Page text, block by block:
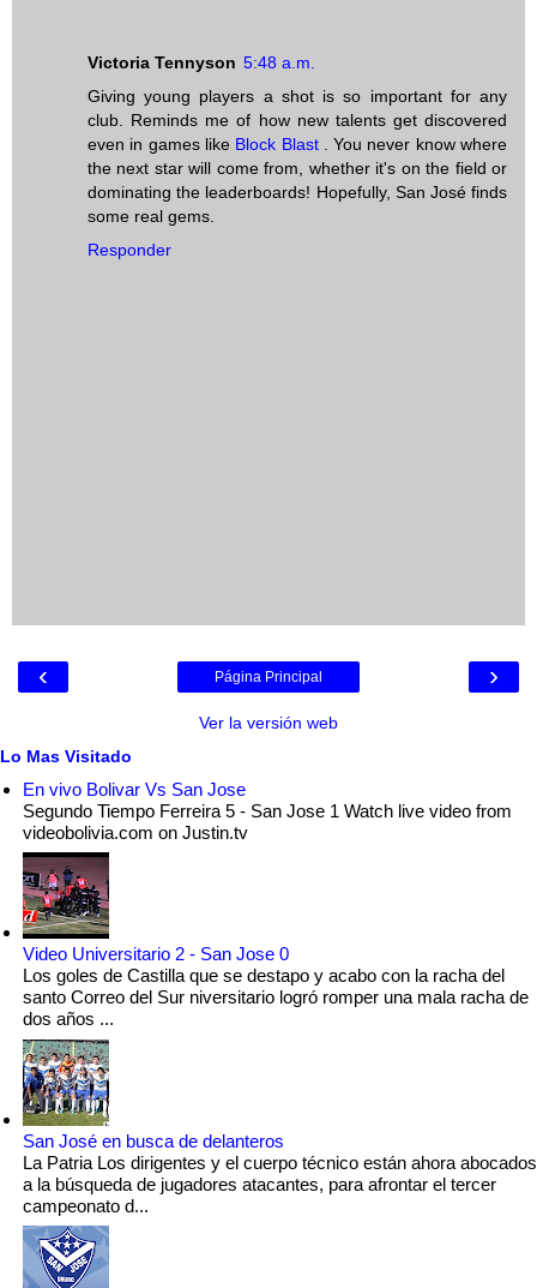
Victoria Tennyson 5:48 a.m.
Giving young players a shot is so important for any
club. Reminds me of how new talents get discovered
even in games like Block Blast. You never know where
the next star will come from, whether it's on the field or
dominating the leaderboards! Hopefully, San José finds
some real gems.
Responder
‹ ›
Página Principal
Ver la versión web
Lo Mas Visitado
En vivo Bolivar Vs San Jose
Segundo Tiempo Ferreira 5 - San Jose 1 Watch live video from
videobolivia.com on Justin.tv
Video Universitario 2 - San Jose 0
Los goles de Castilla que se destapo y acabo con la racha del
santo Correo del Sur niversitario logró romper una mala racha de
dos años ...
San José en busca de delanteros
La Patria Los dirigentes y el cuerpo técnico están ahora abocados
a la búsqueda de jugadores atacantes, para afrontar el tercer
campeonato d...